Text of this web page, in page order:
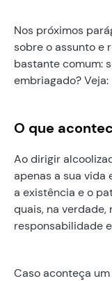
Nos próximos
sobre o assunto e
bastante comum:
embriagado? Veja:
O que
Ao dirigir
apenas a sua vida
a existência e o
quais, na verdade,
responsabilidade
Caso aconteça